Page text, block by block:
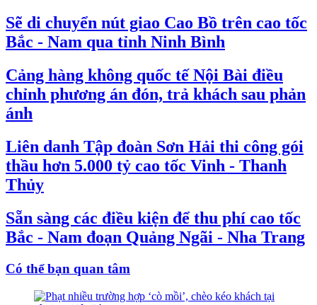
Sẽ di chuyển nút giao Cao Bồ trên cao tốc
Bắc - Nam qua tỉnh Ninh Bình
Cảng hàng không quốc tế Nội Bài điều
chỉnh phương án đón, trả khách sau phản
ánh
Liên danh Tập đoàn Sơn Hải thi công gói
thầu hơn 5.000 tỷ cao tốc Vinh - Thanh
Thủy
Sẵn sàng các điều kiện để thu phí cao tốc
Bắc - Nam đoạn Quảng Ngãi - Nha Trang
Có thể bạn quan tâm